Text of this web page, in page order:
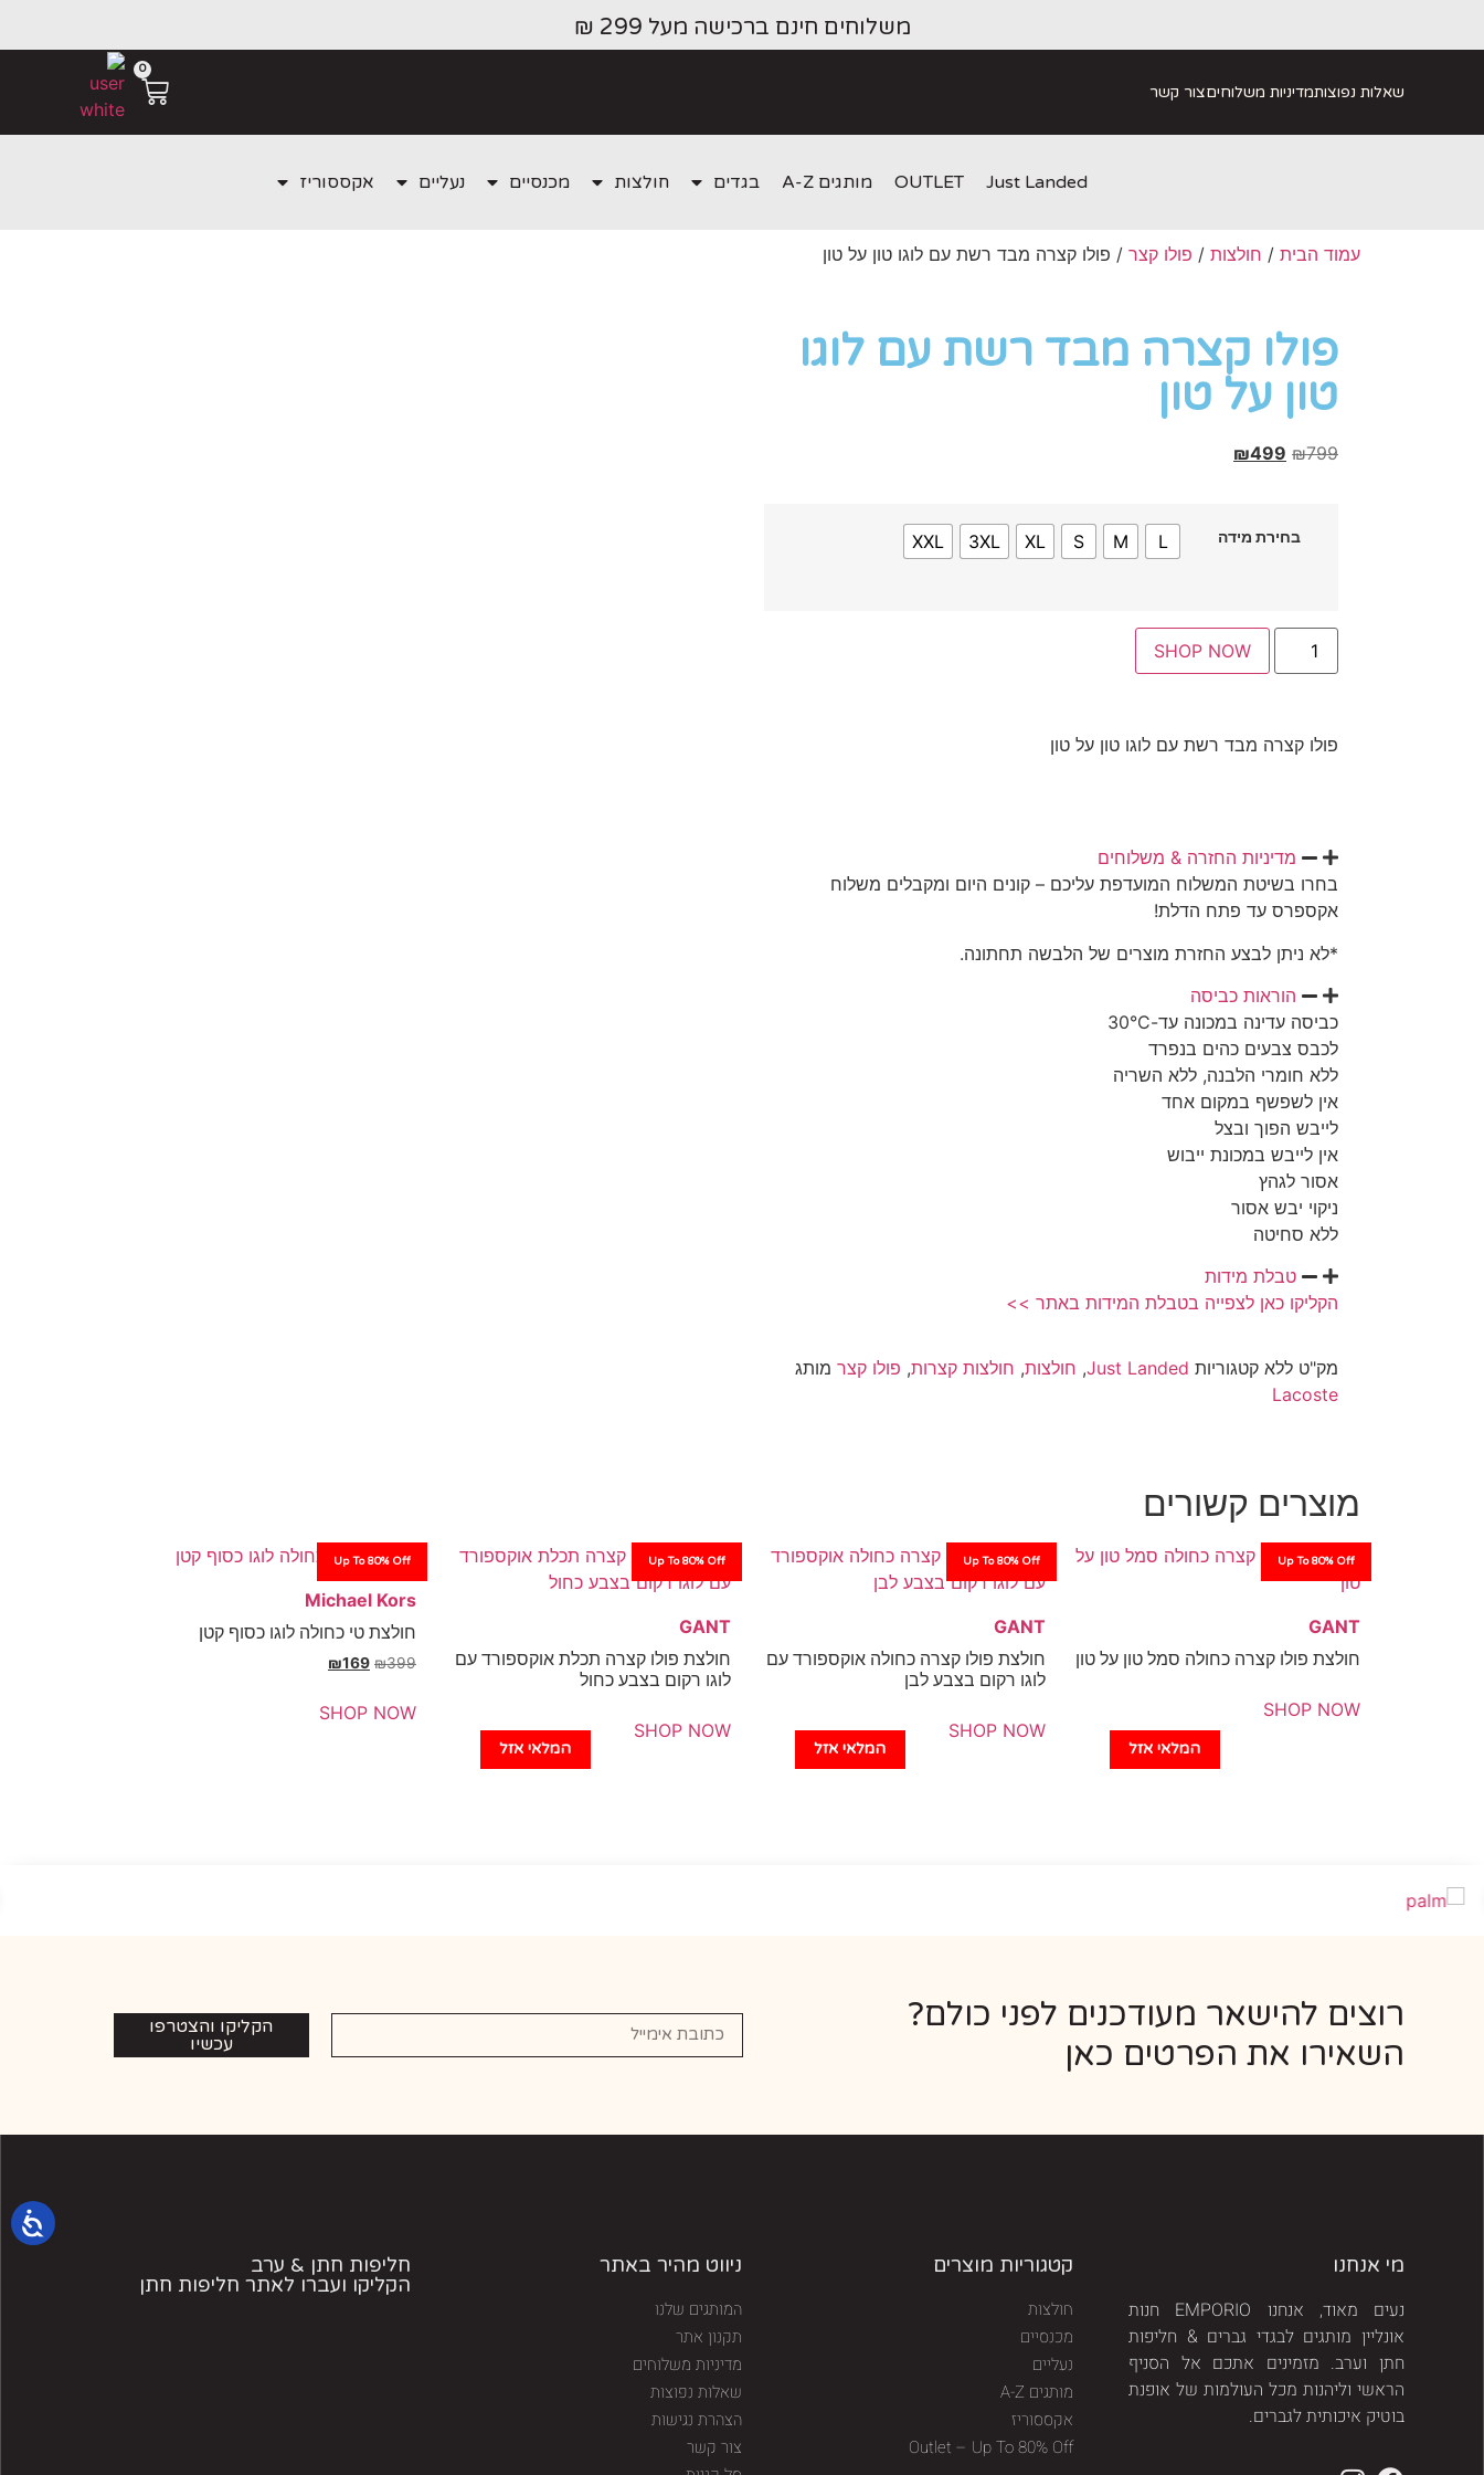
משלוחים חינם ברכישה מעל 299 ₪
שאלות נפוצותמדיניות משלוחיםצור קשר
0
Just Landed
OUTLET מותגים A-Z בגדים חולצות מכנסיים נעליים אקססוריז
עמוד הבית / חולצות / פולו קצר / פולו קצרה מבד רשת עם לוגו טון על טון
פולו קצרה מבד רשת עם לוגו
טון על טון
₪799
₪499
בחירת מידה L
M
S
XL
3XL
XXL
SHOP NOW
פולו קצרה מבד רשת עם לוגו טון על טון
מדיניות החזרה & משלוחים
בחרו בשיטת המשלוח המועדפת עליכם – קונים היום ומקבלים משלוח
אקספרס עד פתח הדלת!
*לא ניתן לבצע החזרת מוצרים של הלבשה תחתונה.
הוראות כביסה
כביסה עדינה במכונה עד-30°C
לכבס צבעים כהים בנפרד
ללא חומרי הלבנה, ללא השריה
אין לשפשף במקום אחד
לייבש הפוך ובצל
אין לייבש במכונת ייבוש
אסור לגהץ
ניקוי יבש אסור
ללא סחיטה
טבלת מידות
הקליקו כאן לצפייה בטבלת המידות באתר >>
מק"ט ללא קטגוריות Just Landed
, חולצות, חולצות קצרות, פולו קצר מותג
Lacoste
מוצרים קשורים
Up To 80% Off
המלאי אזל
GANT
חולצת פולו קצרה כחולה סמל טון על טון
SHOP NOW
Up To 80% Off
המלאי אזל
GANT
חולצת פולו קצרה כחולה אוקספורד עם
לוגו רקום בצבע לבן
SHOP NOW
Up To 80% Off
המלאי אזל
GANT
חולצת פולו קצרה תכלת אוקספורד עם
לוגו רקום בצבע כחול
SHOP NOW
Up To 80% Off
Michael Kors
חולצת טי כחולה לוגו כסוף קטן
₪399
₪169
SHOP NOW
רוצים להישאר מעודכנים לפני כולם?
השאירו את הפרטים כאן
הקליקו והצטרפו
עכשיו
מי אנחנו
נעים מאוד, אנחנו EMPORIO חנות
אונליין מותגים לבגדי גברים & חליפות
חתן וערב. מזמינים אתכם אל הסניף
הראשי וליהנות מכל העולמות של אופנת
בוטיק איכותית לגברים.
קטגוריות מוצרים
חולצות
מכנסיים
נעליים
מותגים A-Z
אקססוריז
Outlet – Up To 80% Off
ניווט מהיר באתר
המותגים שלנו
תקנון אתר
מדיניות משלוחים
שאלות נפוצות
הצהרת נגישות
צור קשר
חליפות חתן & ערב
הקליקו ועברו לאתר חליפות חתן